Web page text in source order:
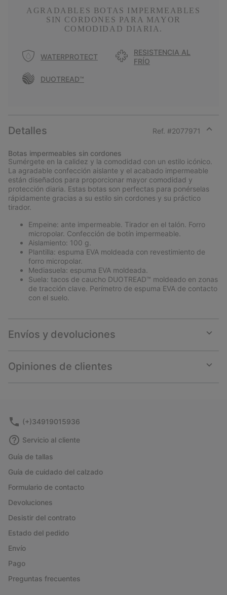
AGRADABLES BOTAS IMPERMEABLES
SIN CORDONES PARA MAYOR
COMODIDAD DIARIA.
WATERPROTECT
RESISTENCIA AL
FRÍO
DUOTREAD™
Detalles Ref. #2077971
section
Botas impermeables sin cordones
Sumérgete en la calidez y la comodidad con un estilo icónico.
La agradable confección aislante y el acabado impermeable
están diseñados para proporcionar mayor comodidad y
protección diaria. Estas botas son perfectas para ponérselas
rápidamente gracias a su estilo sin cordones y su práctico
tirador.
Empeine: ante impermeable. Tirador en el talón. Forro
micropolar. Confección de botín impermeable.
Aislamiento: 100 g.
Plantilla: espuma EVA moldeada con revestimiento de
forro micropolar.
Mediasuela: espuma EVA moldeada.
Suela: tacos de caucho DUOTREAD™ moldeado en zonas
de tracción clave. Perímetro de espuma EVA de contacto
con el suelo.
Envíos y devoluciones
or
Opiniones de clientes
or
(+)34919015936
Servicio al cliente
Guía de tallas
Guía de cuidado del calzado
Formulario de contacto
Devoluciones
Desistir del contrato
Estado del pedido
Envío
Pago
Preguntas frecuentes